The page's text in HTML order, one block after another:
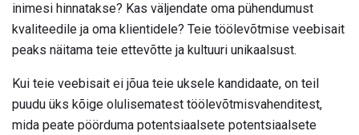
inimesi hinnatakse? Kas väljendate oma pühendumust
kvaliteedile ja oma klientidele? Teie töölevõtmise veebisait
peaks näitama teie ettevõtte ja kultuuri unikaalsust.
Kui teie veebisait ei jõua teie uksele kandidaate, on teil
puudu üks kõige olulisematest töölevõtmisvahenditest,
mida peate pöörduma potentsiaalsete potentsiaalsete